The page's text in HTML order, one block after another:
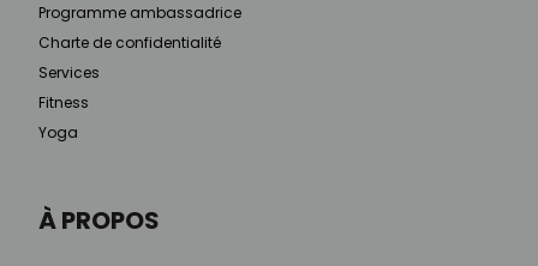
À PROPOS
Programme ambassadrice
Charte de confidentialité
Services
Fitness
Yoga